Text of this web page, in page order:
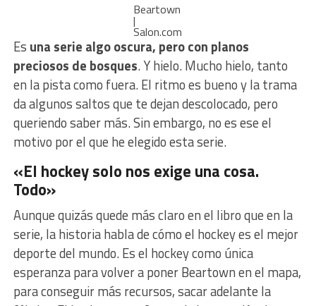
Beartown
|
Salon.com
Es una serie algo oscura, pero con planos
preciosos de bosques. Y hielo. Mucho hielo, tanto
en la pista como fuera. El ritmo es bueno y la trama
da algunos saltos que te dejan descolocado, pero
queriendo saber más. Sin embargo, no es ese el
motivo por el que he elegido esta serie.
«El hockey solo nos exige una cosa.
Todo»
Aunque quizás quede más claro en el libro que en la
serie, la historia habla de cómo el hockey es el mejor
deporte del mundo. Es el hockey como única
esperanza para volver a poner Beartown en el mapa,
para conseguir más recursos, sacar adelante la